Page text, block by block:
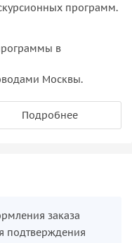
программ.
в
Москвы.
Подробнее
заказа
подтверждения